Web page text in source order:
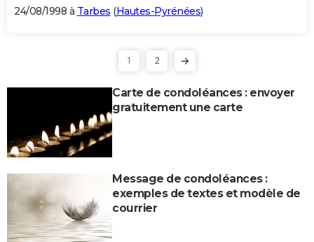
24/08/1998 à Tarbes (Hautes-Pyrénées)
1 2
Carte de condoléances : envoyer
gratuitement une carte
Message de condoléances :
exemples de textes et modèle de
courrier